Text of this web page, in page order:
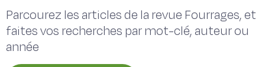
Parcourez les articles de la revue Fourrages, et
faites vos recherches par mot-clé, auteur ou
année